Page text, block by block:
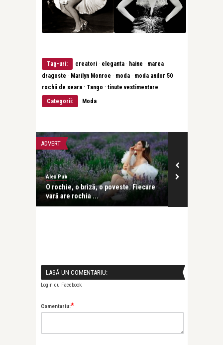
Tag-uri: creatori · eleganta · haine · marea
dragoste · Marilyn Monroe · moda · moda anilor 50 ·
rochii de seara · Tango · tinute vestimentare
Categorii:
Moda
ADVERT
Alex Pub
O rochie, o briză, o poveste. Fiecare
vară are rochia ...
LASĂ UN COMENTARIU:
Login cu Facebook
Comentariu:*